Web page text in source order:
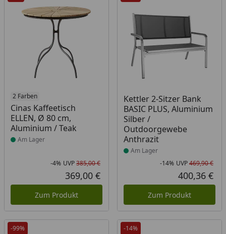
2 Farben
Cinas Kaffeetisch
ELLEN, Ø 80 cm,
Aluminium / Teak
Produkt am Lager
Am Lager
Rabatt in Prozent
-4%
Ursprünglicher Preis
UVP385,00 €
Aktueller Preis
369,00 €
Zum Produkt
Kettler 2-Sitzer Bank
BASIC PLUS, Aluminium
Silber /
Outdoorgewebe
Anthrazit
Produkt am Lager
Am Lager
-14% UVP469,90 €
400,36 €
Zum Produkt
-99% -14%